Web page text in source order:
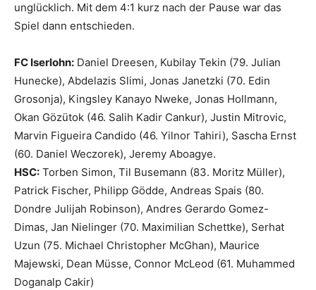
unglücklich. Mit dem 4:1 kurz nach der Pause war das
Spiel dann entschieden.
FC Iserlohn: Daniel Dreesen, Kubilay Tekin (79. Julian
Hunecke), Abdelazis Slimi, Jonas Janetzki (70. Edin
Grosonja), Kingsley Kanayo Nweke, Jonas Hollmann,
Okan Gözütok (46. Salih Kadir Cankur), Justin Mitrovic,
Marvin Figueira Candido (46. Yilnor Tahiri), Sascha Ernst
(60. Daniel Weczorek), Jeremy Aboagye.
HSC: Torben Simon, Til Busemann (83. Moritz Müller),
Patrick Fischer, Philipp Gödde, Andreas Spais (80.
Dondre Julijah Robinson), Andres Gerardo Gomez-
Dimas, Jan Nielinger (70. Maximilian Schettke), Serhat
Uzun (75. Michael Christopher McGhan), Maurice
Majewski, Dean Müsse, Connor McLeod (61. Muhammed
Doganalp Cakir)